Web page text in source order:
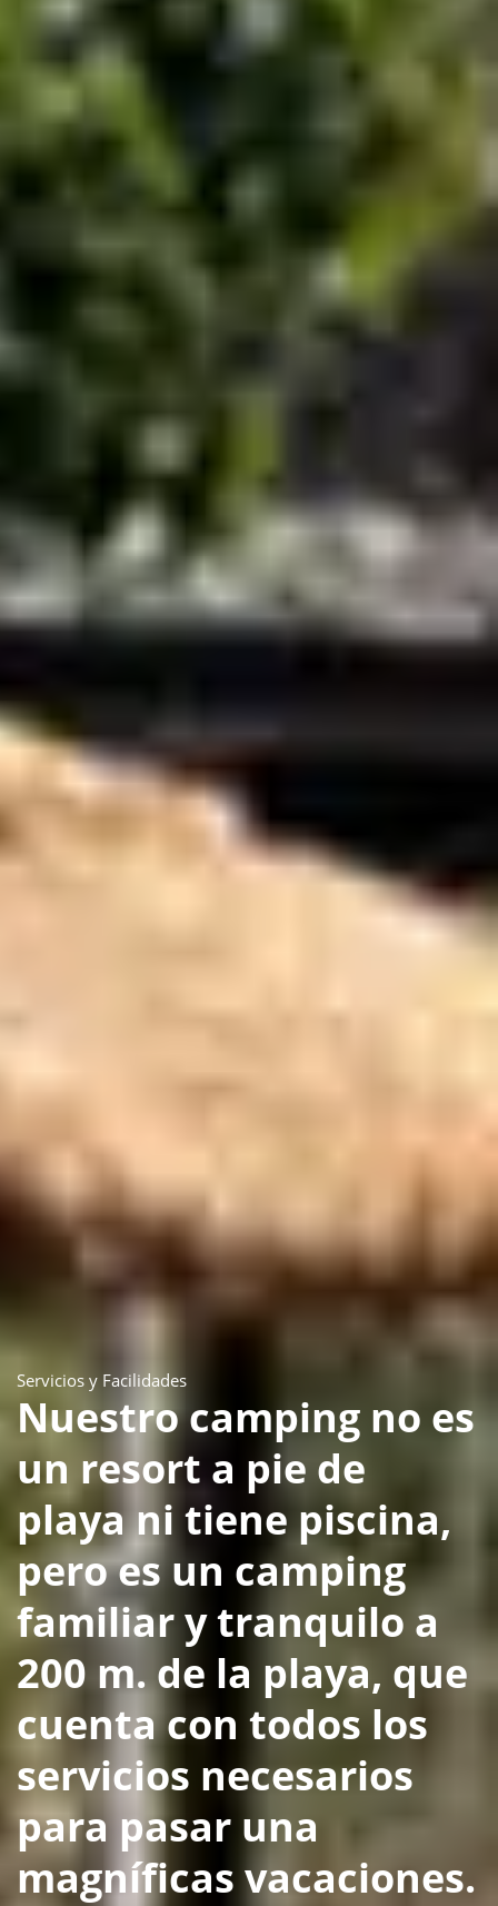
Servicios y Facilidades
Nuestro camping no es
un resort a pie de
playa ni tiene piscina,
pero es un camping
familiar y tranquilo a
200 m. de la playa, que
cuenta con todos los
servicios necesarios
para pasar una
magníficas vacaciones.